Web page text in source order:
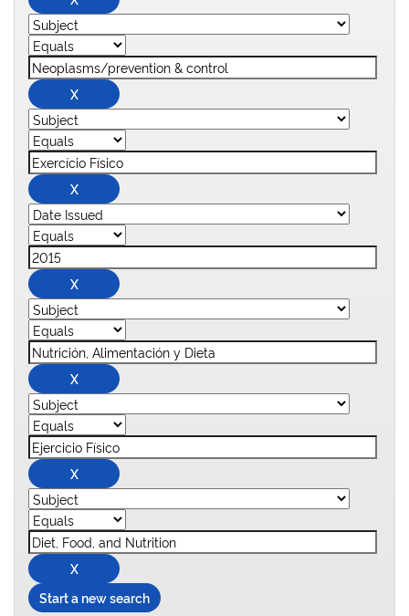
Start a new search